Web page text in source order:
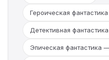
Героическая
Детективная
Эпическая фантастика